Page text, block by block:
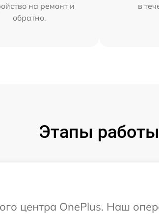
на ремонт и
обратно.
в
Этапы работы
центра OnePlus. Наш